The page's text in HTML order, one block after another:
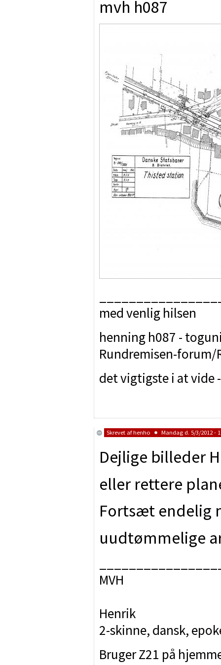
mvh h087
med venlig hilsen
henning h087 -
Rundremisen-forum/
det vigtigste i at vide
Skrevet afhenho Mandag d. 5/3/2012 -
Dejlige billeder
eller rettere
Fortsæt endelig
uudtømmelige
MVH
Henrik
2-skinne, dansk,
Bruger Z21 på